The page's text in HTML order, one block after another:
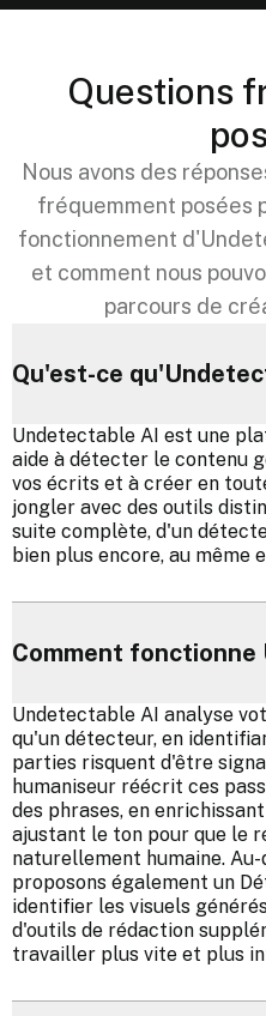
Questions
Nous avons des
fréquemment posées
fonctionnement
et comment nous
parcours de
Qu'est-ce
Undetectable AI est une
aide à détecter le contenu
vos écrits et à créer en
jongler avec des outils
suite complète, d'un
bien plus encore, au même
Comment fonctionne
Undetectable AI analyse
qu'un détecteur, en
parties risquent d'être
humaniseur réécrit ces
des phrases, en
ajustant le ton pour que le
naturellement humaine.
proposons également un
identifier les visuels
d'outils de rédaction
travailler plus vite et plus